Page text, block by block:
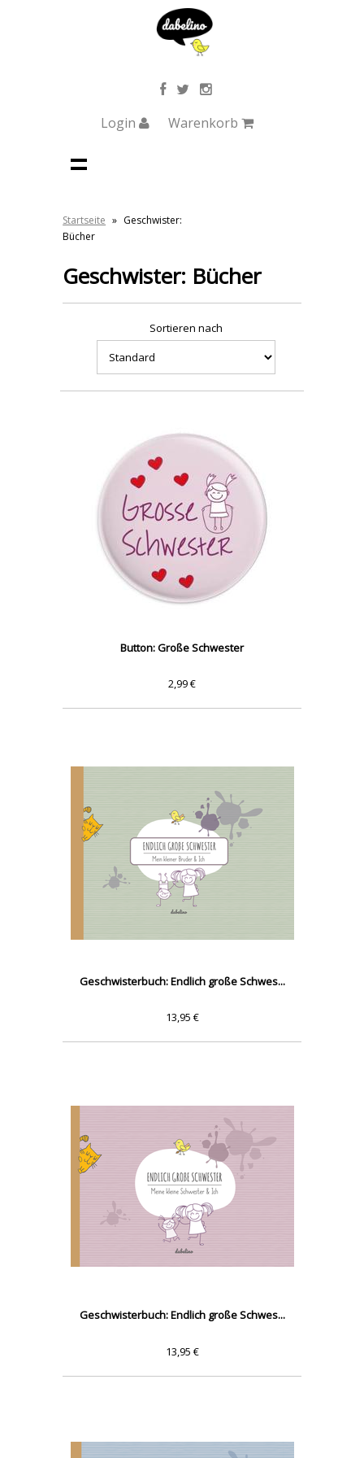
Login Warenkorb
Startseite » Geschwister:
Bücher
Geschwister: Bücher
Sortieren nach
Button: Große Schwester
2,99 €
Geschwisterbuch: Endlich große Schwes...
13,95 €
Geschwisterbuch: Endlich große Schwes...
13,95 €